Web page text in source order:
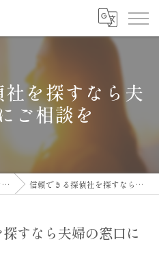
を探すなら夫
ご相談を
信頼できる探偵社を探すなら夫婦の窓口にご相談を
すなら夫婦の窓口に